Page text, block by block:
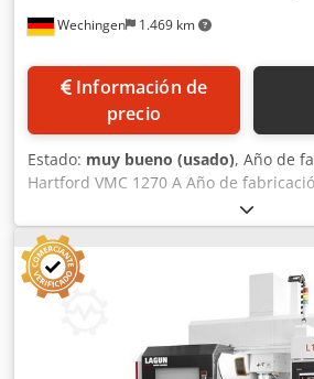
Wechingen 1.469 km
Información de
precio
Estado: muy bueno (usado), Año de
Hartford VMC 1270 A Año de
Fanuc - Volante electrónico Husillo
máxima del husillo: 8000 rpm -
Recorridos: - X - 1270, Y - 600, Z - 725
automático de herramientas: - 25
Mesa: - Superficie de sujeción: 1370 x
Refrigeración: - Alimentación interna
bar Dksdjznbn Aopfx Al Djr -
Plazo de entrega: - Inmediato